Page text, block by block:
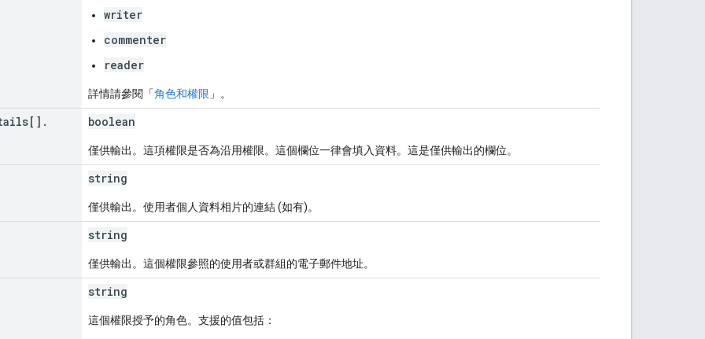
writer
commenter
reader
詳情請參閱「角色和權限 」。
.
boolean
僅供輸出。這項權限是否為沿用權限。這個欄位一律會填入資料。這是僅供輸出的欄位。
string
僅供輸出。使用者個人資料相片的連結 (如有)。
string
僅供輸出。這個權限參照的使用者或群組的電子郵件地址。
string
這個權限授予的角色。支援的值包括：